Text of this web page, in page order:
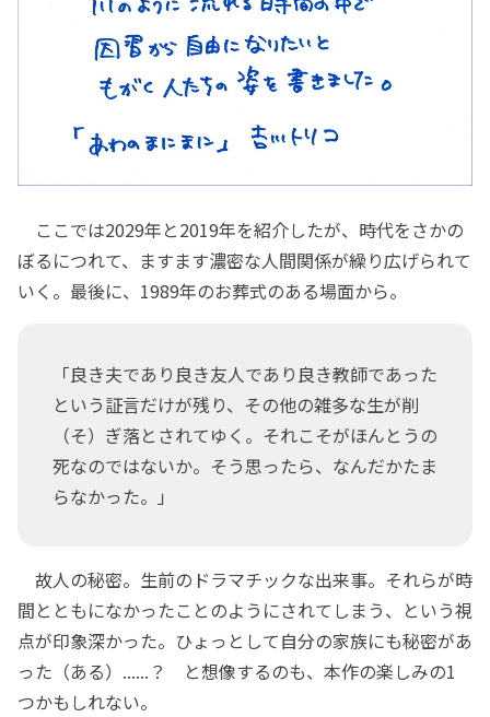
ここでは2029年と2019年を紹介したが、時代をさかの
ぼるにつれて、ますます濃密な人間関係が繰り広げられて
いく。最後に、1989年のお葬式のある場面から。
「良き夫であり良き友人であり良き教師であった
という証言だけが残り、その他の雑多な生が削
（そ）ぎ落とされてゆく。それこそがほんとうの
死なのではないか。そう思ったら、なんだかたま
らなかった。」
故人の秘密。生前のドラマチックな出来事。それらが時
間とともになかったことのようにされてしまう、という視
点が印象深かった。ひょっとして自分の家族にも秘密があ
った（ある）......？ と想像するのも、本作の楽しみの1
つかもしれない。